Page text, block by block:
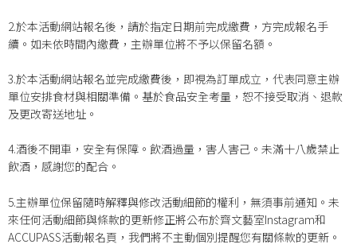
2.於本活動網站報名後，請於指定日期前完成繳費，方完成報名手
續。如未依時間內繳費，主辦單位將不予以保留名額。
3.於本活動網站報名並完成繳費後，即視為訂單成立，代表同意主辦
單位安排食材與相關準備。基於食品安全考量，恕不接受取消、退款
及更改寄送地址。
4.酒後不開車，安全有保障。飲酒過量，害人害己。未滿十八歲禁止
飲酒，感謝您的配合。
5.主辦單位保留隨時解釋與修改活動細節的權利，無須事前通知。未
來任何活動細節與條款的更新修正將公布於齊文藝室Instagram和
ACCUPASS活動報名頁，我們將不主動個別提醒您有關條款的更新。